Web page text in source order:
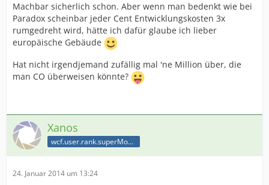
Machbar sicherlich schon. Aber wenn man bedenkt wie bei
Paradox scheinbar jeder Cent Entwicklungskosten 3x
rumgedreht wird, hätte ich dafür glaube ich lieber
europäische Gebäude
Hat nicht irgendjemand zufällig mal 'ne Million über, die
man CO überweisen könnte?
Xanos
wcf.user.rank.superModerator
24. Januar 2014 um 13:24